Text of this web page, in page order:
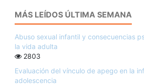
MÁS LEÍDOS ÚLTIMA SEMANA
Abuso sexual infantil y consecuencias
la vida adulta
2803
Evaluación del vínculo de apego en la
adolescencia